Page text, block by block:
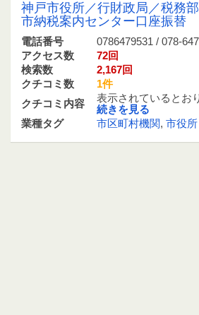
神戸市役所／行財政局／税務
市納税案内センター口座振替
電話番号
0786479531 / 078-
アクセス数
72回
検索数
2,167回
クチコミ数
1件
クチコミ内容
表示されているとお
続きを見る
業種タグ
市区町村機関, 市役所